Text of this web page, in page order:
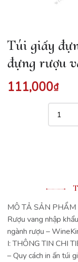
Túi giấy
đựng rượu
111,000₫
MÔ TẢ SẢN PHẨM
Rượu vang nhập
ngành rượu –
I: THÔNG TIN CHI
– Quy cách in ấn túi